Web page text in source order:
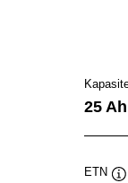
25 Ah
ETN